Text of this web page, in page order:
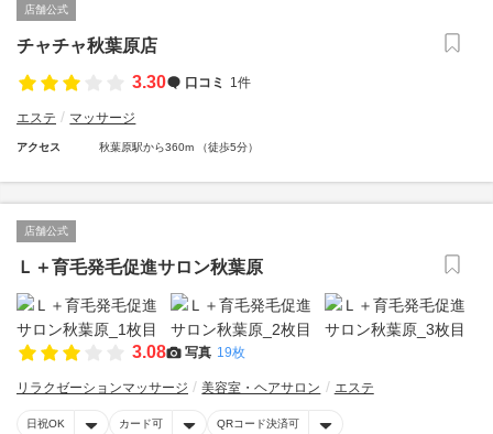
店舗公式
チャチャ秋葉原店
3.30
口コミ 1件
エステ マッサージ
アクセス 秋葉原駅から360m （徒歩5分）
店舗公式
Ｌ＋育毛発毛促進サロン秋葉原
3.08 写真 19枚
リラクゼーションマッサージ 美容室・ヘアサロン エステ
日祝OK カード可 QRコード決済可